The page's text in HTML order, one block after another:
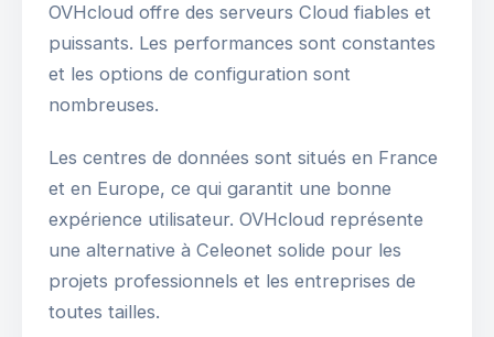
OVHcloud offre des serveurs Cloud fiables et
puissants. Les performances sont constantes
et les options de configuration sont
nombreuses.
Les centres de données sont situés en France
et en Europe, ce qui garantit une bonne
expérience utilisateur. OVHcloud représente
une alternative à Celeonet solide pour les
projets professionnels et les entreprises de
toutes tailles.